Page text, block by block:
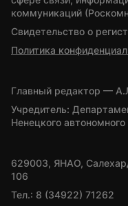
коммуникаций
Свидетельство о
Политика
Главный редактор —
Учредитель:
Ненецкого автономного
629003, ЯНАО,
106
Тел.: 8 (34922) 71262